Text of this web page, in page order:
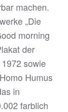
machen.
„Die
morning
der
sowie
Humus
in
farblich